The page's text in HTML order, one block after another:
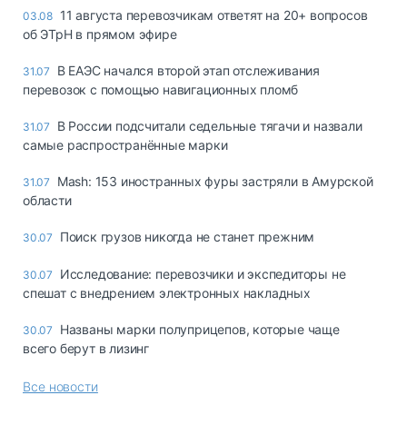
03.08 11 августа перевозчикам ответят на 20+ вопросов
об ЭТрН в прямом эфире
31.07
В ЕАЭС начался второй этап отслеживания
перевозок с помощью навигационных пломб
31.07
В России подсчитали седельные тягачи и назвали
самые распространённые марки
31.07
Mash: 153 иностранных фуры застряли в Амурской
области
30.07 Поиск грузов никогда не станет прежним
30.07
Исследование: перевозчики и экспедиторы не
спешат с внедрением электронных накладных
30.07
Названы марки полуприцепов, которые чаще
всего берут в лизинг
Все новости